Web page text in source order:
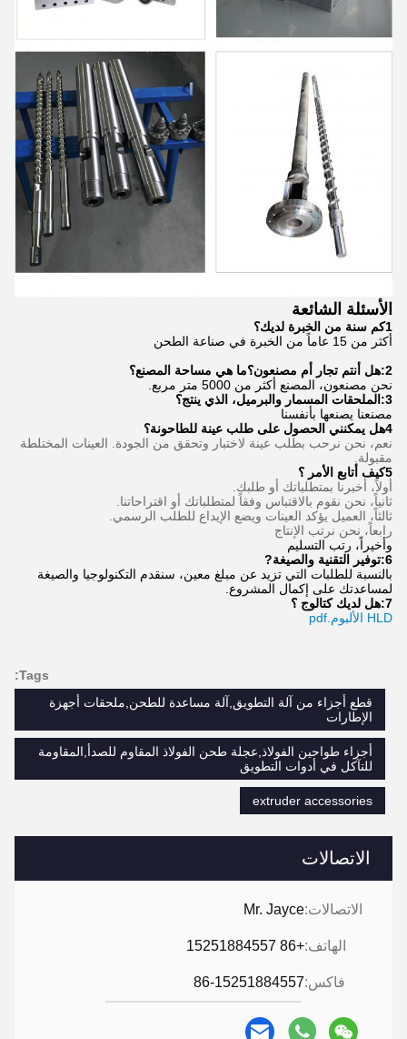
الاتصالات
الاتصالات:Mr. Jayce
الهاتف:+86 15251884557
فاكس:86-15251884557
الأسئلة الشائعة
1كم سنة من الخبرة لديك؟
أكثر من 15 عاماً من الخبرة في صناعة الطحن
2:هل أنتم تجار أم مصنعون؟ما هي مساحة المصنع؟
نحن مصنعون، المصنع أكثر من 5000 متر مربع.
3: الملحقات المسمار والبرميل، الذي ينتج؟
مصنعنا يصنعها بأنفسنا
4هل يمكنني الحصول على طلب عينة للطاحونة؟
نعم، نحن نرحب بطلب عينة لاختبار وتحقق من الجودة. العينات المختلطة
مقبولة.
5كيف أتابع الأمر ؟
أولاً، أخبرنا بمتطلباتك أو طلبك.
ثانياً، نحن نقوم بالاقتباس وفقاً لمتطلباتك أو اقتراحاتنا.
ثالثاً، العميل يؤكد العينات ويضع الإيداع للطلب الرسمي.
رابعاً، نحن نرتب الإنتاج
وأخيراً، رتب التسليم
6: توفير التقنية والصيغة?
بالنسبة للطلبات التي تزيد عن مبلغ معين، سنقدم التكنولوجيا والصيغة
لمساعدتك على إكمال المشروع.
7: هل لديك كتالوج ؟
HLD الألبوم.pdf
Tags:
قطع أجزاء من آلة التطويق,آلة مساعدة للطحن,ملحقات أجهزة
الإطارات
أجزاء طواحين الفولاذ,عجلة طحن الفولاذ المقاوم للصدأ,المقاومة
للتآكل في أدوات التطويق
extruder accessories